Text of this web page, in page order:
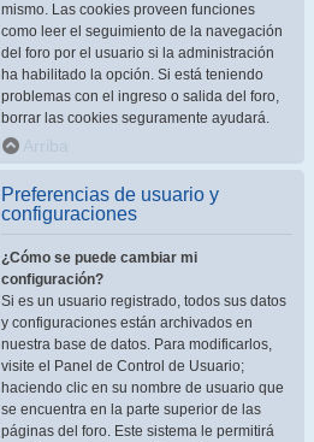
mismo. Las cookies proveen funciones
como leer el seguimiento de la navegación
del foro por el usuario si la administración
ha habilitado la opción. Si está teniendo
problemas con el ingreso o salida del foro,
borrar las cookies seguramente ayudará.
Arriba
Preferencias de usuario y
configuraciones
¿Cómo se puede cambiar mi
configuración?
Si es un usuario registrado, todos sus datos
y configuraciones están archivados en
nuestra base de datos. Para modificarlos,
visite el Panel de Control de Usuario;
haciendo clic en su nombre de usuario que
se encuentra en la parte superior de las
páginas del foro. Este sistema le permitirá